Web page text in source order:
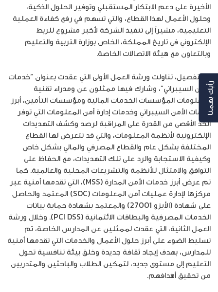
الأخيرة على دعم الابتكار المستقبلي وتوفير الحلول الذكية،
وحلول الأعمال لهذا القطاع، والتي تسهم في رفع كفاءة العملية
التعليمية، مشيراً إلى تنفيذ الشركة لأكبر مشروع للربط
الإلكتروني في تاريخ المملكة، الخاص بوزارة التربية والتعليم
وبالتعاون مع هيئة الاتصالات الخاصة.
وبالتفصيل، تناولت ورشة العمل الأولى التي عقدت بعنوان “خدمات
الأمن السيبراني”، وشارك فيها ممثلون عن ومدراء تقنية
المعلومات المؤسسات الخدمات المالية ومؤسسات التأمين، أبرز
خدمات الأمن السيبراني وخدمات إدارة أمن المعلومات التي توفر
الحد الأقصى من القدرة على المراقبة لرصد وكشف التهديدات
الإلكترونية لأنظمة المعلومات، والتي قد تتعرض لها القطاع
المختلفة بشكل عام والقطاع المصرفي والمالي بشكل خاص
وكيفية الاستجابة والرد على تلك التهديدات، مع الحفاظ على
التوافق والامتثال للأنظمة والتشريعات المحلية والعالمية. كما
تم عرض أبرز خدمات الأمن المدارة (MSS)، التي تقدمها أمنية عبر
مركزها لإدارة عمليات أمن المعلومات (SOC) المعتمد والحاصل
على شهادة (الأيزو 27001) والمعتمد بشهادة حماية بيانات
الخدمات المصرفية والبطاقات الائتمانية (PCI DSS). وخلال ورشة
العمل الثانية، التي عقدت لممثلين عن المدارس الخاصة، تم
تسليط الضوء على أبرز حلول الأعمال والخدمات التي تقدمها أمنية
للمدارس، بهدف إيجاد ثقافة جديدة وخلق بيئة تنافسية تحول
التعليم إلى مستوى جديد، لتمكين الطلاب والباحثين والمتدربين
من تحقيق أهدافهم.
رأيك بهمنا